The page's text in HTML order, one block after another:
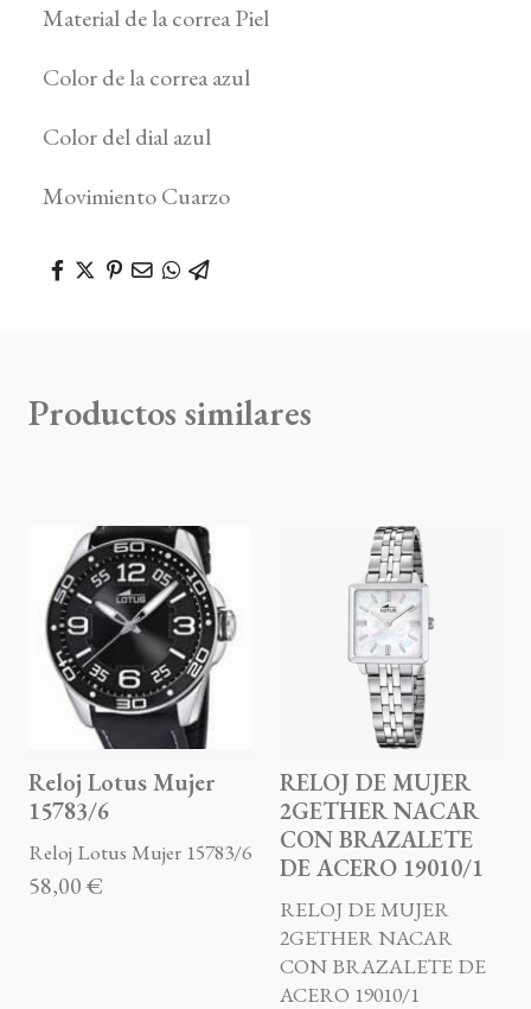
Material de la correa Piel
Color de la correa azul
Color del dial azul
Movimiento Cuarzo
Productos similares
Reloj Lotus Mujer
15783/6
Reloj Lotus Mujer 15783/6
58,00 €
RELOJ DE MUJER
2GETHER NACAR
CON BRAZALETE
DE ACERO 19010/1
RELOJ DE MUJER
2GETHER NACAR
CON BRAZALETE DE
ACERO 19010/1